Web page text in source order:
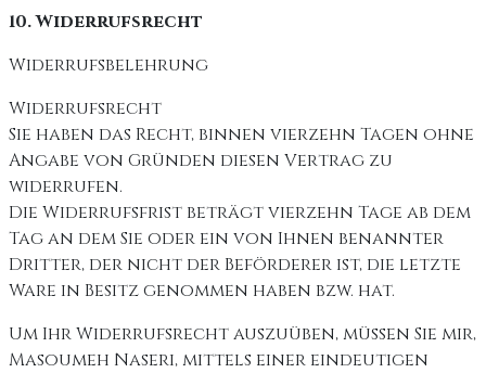
10. Widerrufsrecht
Widerrufsbelehrung
Widerrufsrecht
Sie haben das Recht, binnen vierzehn Tagen ohne
Angabe von Gründen diesen Vertrag zu
widerrufen.
Die Widerrufsfrist beträgt vierzehn Tage ab dem
Tag an dem Sie oder ein von Ihnen benannter
Dritter, der nicht der Beförderer ist, die letzte
Ware in Besitz genommen haben bzw. hat.
Um Ihr Widerrufsrecht auszuüben, müssen Sie mir,
Masoumeh Naseri, mittels einer eindeutigen